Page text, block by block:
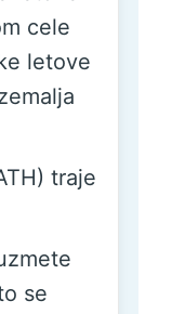
cele
letove
traje
se